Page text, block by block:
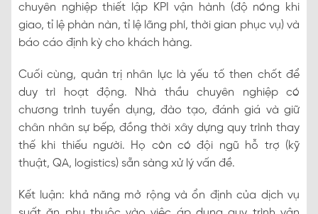
chuyên nghiệp thiết lập KPI vận hành (độ nóng khi
giao, tỉ lệ phàn nàn, tỉ lệ lãng phí, thời gian phục vụ) và
báo cáo định kỳ cho khách hàng.
Cuối cùng, quản trị nhân lực là yếu tố then chốt để
duy trì hoạt động. Nhà thầu chuyên nghiệp có
chương trình tuyển dụng, đào tạo, đánh giá và giữ
chân nhân sự bếp, đồng thời xây dựng quy trình thay
thế khi thiếu người. Họ còn có đội ngũ hỗ trợ (kỹ
thuật, QA, logistics) sẵn sàng xử lý vấn đề.
Kết luận: khả năng mở rộng và ổn định của dịch vụ